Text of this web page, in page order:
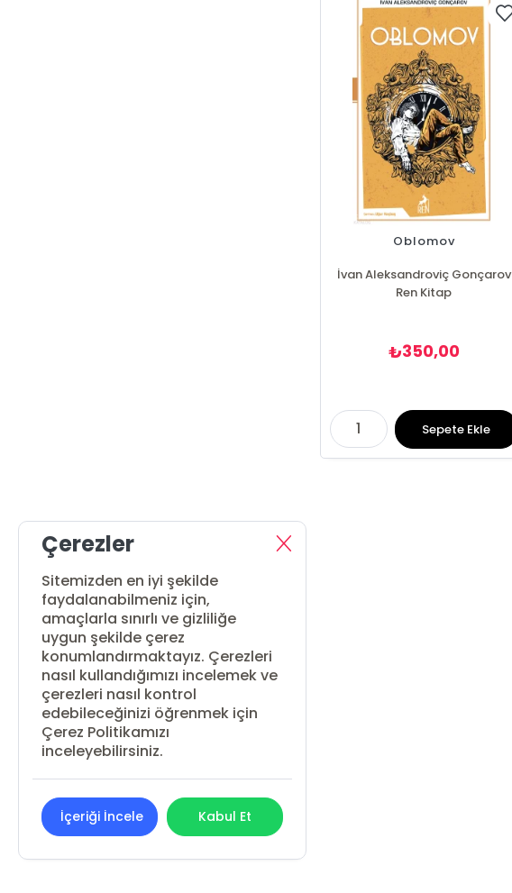
Oblomov
İvan Aleksandroviç Gonçarov
Ren Kitap
₺350,00
Sepete Ekle
Çerezler
Sitemizden en iyi şekilde
faydalanabilmeniz için,
amaçlarla sınırlı ve gizliliğe
uygun şekilde çerez
konumlandırmaktayız. Çerezleri
nasıl kullandığımızı incelemek ve
çerezleri nasıl kontrol
edebileceğinizi öğrenmek için
Çerez Politikamızı
inceleyebilirsiniz.
İçeriği İncele Kabul Et